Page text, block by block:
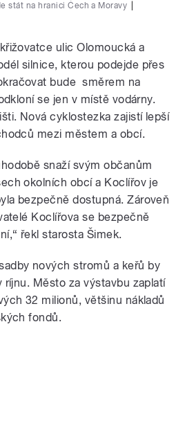
stát na hranici Čech a Moravy
ulic Olomoucká a
silnice, kterou podejde přes
bude směrem na
se jen v místě vodárny.
Nová cyklostezka zajistí lepší
mezi městem a obcí.
snaží svým občanům
okolních obcí a Koclířov je
bezpečně dostupná. Zároveň
Koclířova se bezpečně
řekl starosta Šimek.
nových stromů a keřů by
Město za výstavbu zaplatí
32 milionů, většinu nákladů
fondů.